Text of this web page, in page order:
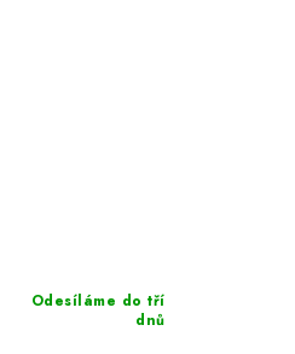
Odesíláme do tří
dnů